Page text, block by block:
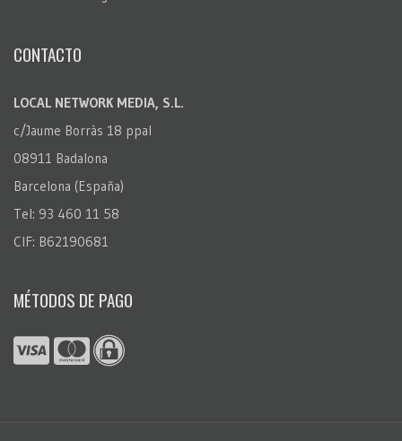
CONTACTO
LOCAL NETWORK MEDIA, S.L.
c/Jaume Borràs 18 ppal
08911 Badalona
Barcelona (España)
Tel: 93 460 11 58
CIF: B62190681
MÉTODOS DE PAGO